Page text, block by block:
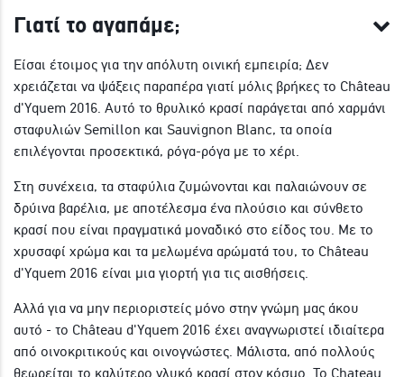
Γιατί το αγαπάμε;
Είσαι έτοιμος για την απόλυτη οινική εμπειρία; Δεν
χρειάζεται να ψάξεις παραπέρα γιατί μόλις βρήκες το Château
d'Yquem 2016. Αυτό το θρυλικό κρασί παράγεται από χαρμάνι
σταφυλιών Semillon και Sauvignon Blanc, τα οποία
επιλέγονται προσεκτικά, ρόγα-ρόγα με το χέρι.
Στη συνέχεια, τα σταφύλια ζυμώνονται και παλαιώνουν σε
δρύινα βαρέλια, με αποτέλεσμα ένα πλούσιο και σύνθετο
κρασί που είναι πραγματικά μοναδικό στο είδος του. Με το
χρυσαφί χρώμα και τα μελωμένα αρώματά του, το Château
d'Yquem 2016 είναι μια γιορτή για τις αισθήσεις.
Αλλά για να μην περιοριστείς μόνο στην γνώμη μας άκου
αυτό - το Château d'Yquem 2016 έχει αναγνωριστεί ιδιαίτερα
από οινοκριτικούς και οινογνώστες. Μάλιστα, από πολλούς
θεωρείται το καλύτερο γλυκό κρασί στον κόσμο. Το Chateau